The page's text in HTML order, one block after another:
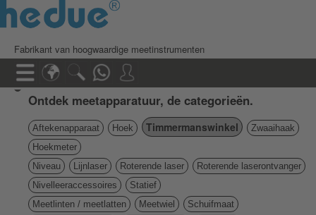
Fabrikant van hoogwaardige meetinstrumenten
Ontdek meetapparatuur, de categorieën.
Aftekenapparaat Hoek Timmermanswinkel
Zwaaihaak
Hoekmeter
Niveau
Lijnlaser Roterende laser
Roterende laserontvanger
Nivelleeraccessoires
Statief
Meetlinten / meetlatten
Meetwiel
Schuifmaat